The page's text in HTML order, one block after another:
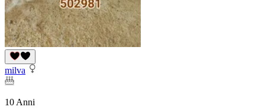
milva
10 Anni